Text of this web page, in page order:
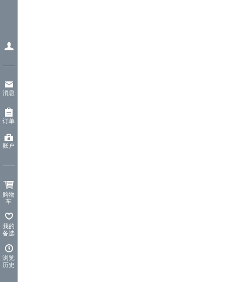
消息
订单
账户
购物
车
我的
备选
浏览
历史